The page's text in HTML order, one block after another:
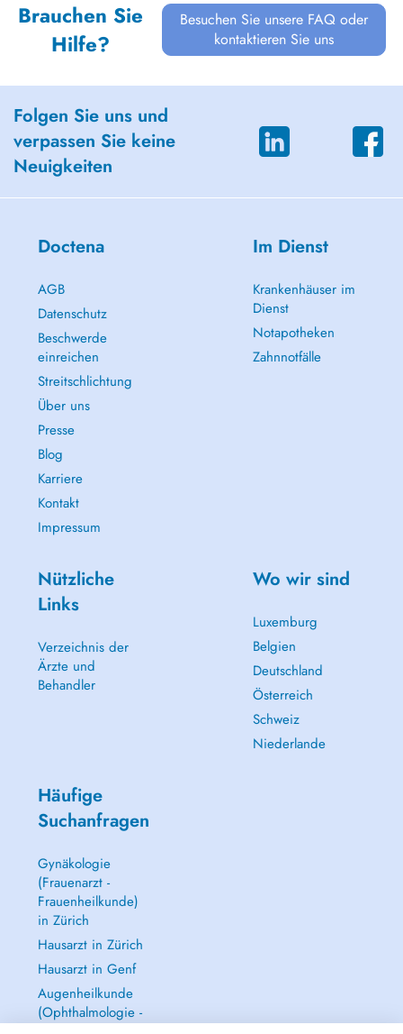
Brauchen Sie
Hilfe?
Besuchen Sie unsere FAQ oder
kontaktieren Sie uns
Folgen Sie uns und
verpassen Sie keine
Neuigkeiten
Doctena
AGB
Datenschutz
Beschwerde
einreichen
Streitschlichtung
Über uns
Presse
Blog
Karriere
Kontakt
Impressum
Im Dienst
Krankenhäuser im
Dienst
Notapotheken
Zahnnotfälle
Nützliche
Links
Verzeichnis der
Ärzte und
Behandler
Wo wir sind
Luxemburg
Belgien
Deutschland
Österreich
Schweiz
Niederlande
Häufige
Suchanfragen
Gynäkologie
(Frauenarzt -
Frauenheilkunde)
in Zürich
Hausarzt in Zürich
Hausarzt in Genf
Augenheilkunde
(Ophthalmologie -